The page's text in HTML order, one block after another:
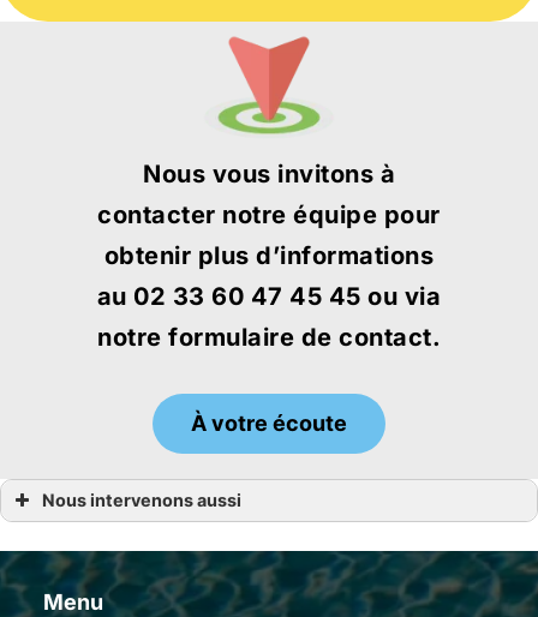
Nous vous invitons à
contacter notre équipe pour
obtenir plus d’informations
au 02 33 60 47 45 45 ou via
notre formulaire de contact.
À votre écoute
Nous intervenons aussi
Achat spa Bégard
Achat spa Guingamp
Achat spa Lannion
Achat spa Dinard
Menu